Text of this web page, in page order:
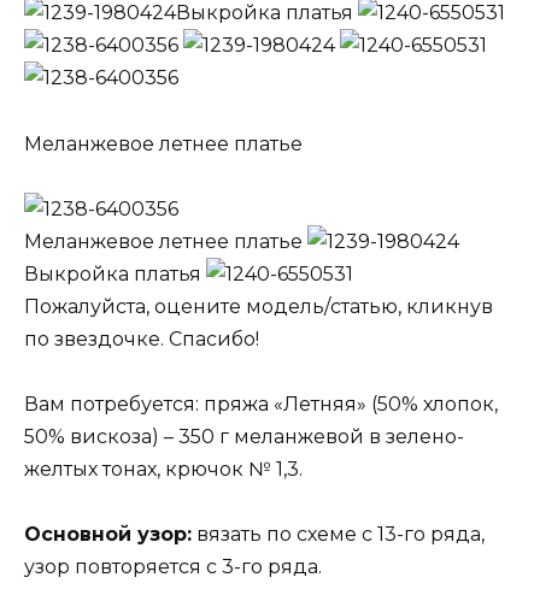
Выкройка платья
Меланжевое летнее платье
Меланжевое летнее платье
Выкройка платья
Пожалуйста, оцените модель/статью, кликнув
по звездочке. Спасибо!
Вам потребуется: пряжа «Летняя» (50% хлопок,
50% вискоза) – 350 г меланжевой в зелено-
желтых тонах, крючок № 1,3.
Основной узор: вязать по схеме с 13-го ряда,
узор повторяется с 3-го ряда.